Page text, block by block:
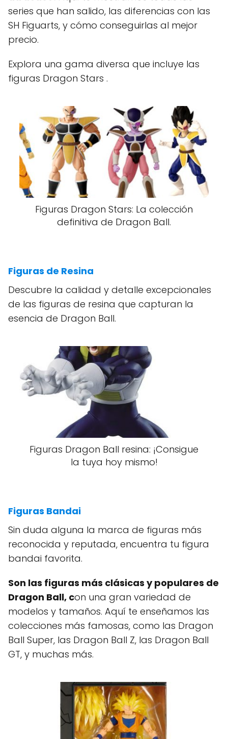
series que han salido, las diferencias con las
SH Figuarts, y cómo conseguirlas al mejor
precio.
Explora una gama diversa que incluye las
figuras Dragon Stars .
Figuras Dragon Stars: La colección
definitiva de Dragon Ball.
Figuras de Resina
Descubre la calidad y detalle excepcionales
de las figuras de resina que capturan la
esencia de Dragon Ball.
Figuras Dragon Ball resina: ¡Consigue
la tuya hoy mismo!
Figuras Bandai
Sin duda alguna la marca de figuras más
reconocida y reputada, encuentra tu figura
bandai favorita.
Son las figuras más clásicas y populares de
Dragon Ball, con una gran variedad de
modelos y tamaños. Aquí te enseñamos las
colecciones más famosas, como las Dragon
Ball Super, las Dragon Ball Z, las Dragon Ball
GT, y muchas más.